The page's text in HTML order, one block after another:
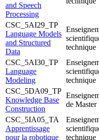
and Speech
Processing
CSC_5AI29_TP
Language Models
and Structured
Data
technique
CSC_5AI30_TP
Language
Modeling
technique
CSC_5DA09_TP
Knowledge Base
Construction
de Master
CSC_5IA05_TA
Apprentissage
pour la robotique
technique